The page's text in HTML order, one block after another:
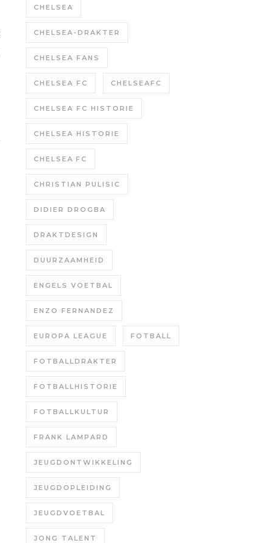
CHELSEA
CHELSEA-DRAKTER
CHELSEA FANS
CHELSEA FC CHELSEAFC
CHELSEA FC HISTORIE
CHELSEA HISTORIE
CHELSEA FC
CHRISTIAN PULISIC
DIDIER DROGBA
DRAKTDESIGN
DUURZAAMHEID
ENGELS VOETBAL
ENZO FERNANDEZ
EUROPA LEAGUE FOTBALL
FOTBALLDRAKTER
FOTBALLHISTORIE
FOTBALLKULTUR
FRANK LAMPARD
JEUGDONTWIKKELING
JEUGDOPLEIDING
JEUGDVOETBAL
JONG TALENT